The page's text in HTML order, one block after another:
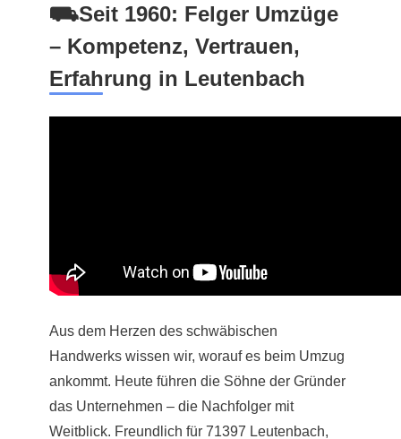
⛟Seit 1960: Felger Umzüge
– Kompetenz, Vertrauen,
Erfahrung in Leutenbach
Aus dem Herzen des schwäbischen
Handwerks wissen wir, worauf es beim Umzug
ankommt. Heute führen die Söhne der Gründer
das Unternehmen – die Nachfolger mit
Weitblick. Freundlich für 71397 Leutenbach,